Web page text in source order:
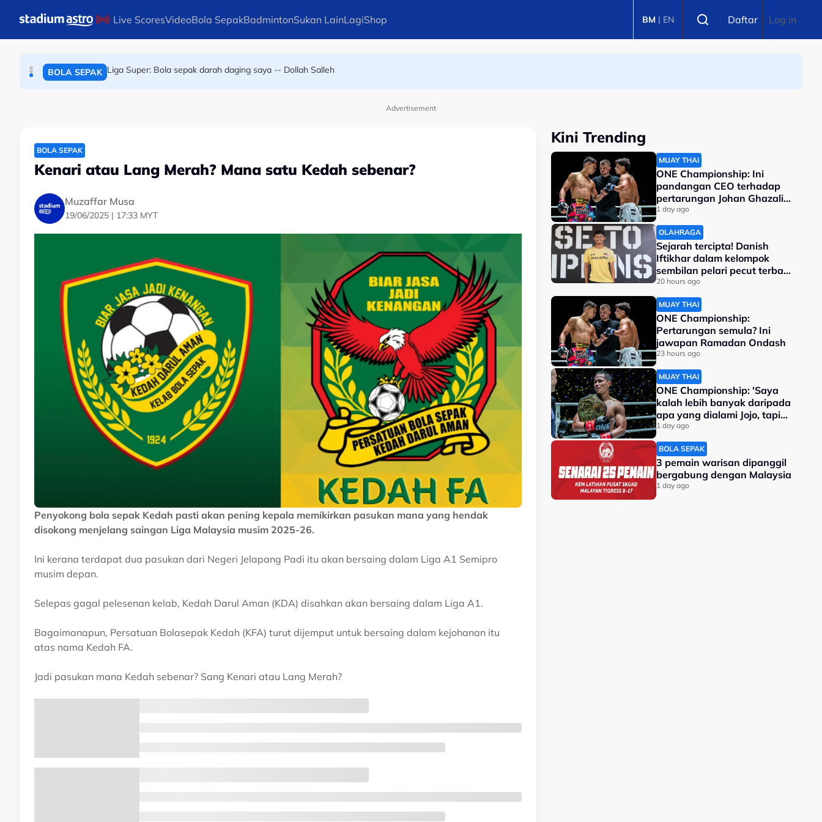
Live ScoresVideoBola SepakBadmintonSukan LainLagiShop BM | EN Daftar Log in
BOLA SEPAK
BOLA SEPAK Liga Super: Bola sepak darah daging saya -- Dollah Salleh
Advertisement
BOLA SEPAK
Kenari atau Lang Merah? Mana satu Kedah sebenar?
Muzaffar Musa
19/06/2025 | 17:33 MYT
Penyokong bola sepak Kedah pasti akan pening kepala memikirkan pasukan mana yang hendak
disokong menjelang saingan Liga Malaysia musim 2025-26.
Ini kerana terdapat dua pasukan dari Negeri Jelapang Padi itu akan bersaing dalam Liga A1 Semipro
musim depan.
Selepas gagal pelesenan kelab, Kedah Darul Aman (KDA) disahkan akan bersaing dalam Liga A1.
Bagaimanapun, Persatuan Bolasepak Kedah (KFA) turut dijemput untuk bersaing dalam kejohanan itu
atas nama Kedah FA.
Jadi pasukan mana Kedah sebenar? Sang Kenari atau Lang Merah?
Kini Trending
MUAY THAI
ONE Championship: Ini
pandangan CEO terhadap
pertarungan Johan Ghazali-
Ramadan Ondash
1 day ago
OLAHRAGA
Sejarah tercipta! Danish
Iftikhar dalam kelompok
sembilan pelari pecut terbaik
dunia
20 hours ago
MUAY THAI
ONE Championship:
Pertarungan semula? Ini
jawapan Ramadan Ondash
23 hours ago
MUAY THAI
ONE Championship: 'Saya
kalah lebih banyak daripada
apa yang dialami Jojo, tapi
saya jadi juara dunia'
1 day ago
BOLA SEPAK
3 pemain warisan dipanggil
bergabung dengan Malaysia
1 day ago